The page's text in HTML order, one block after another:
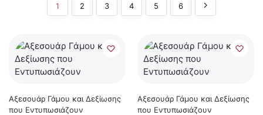
1 2 3 4 5 6
Αξεσουάρ Γάμου και Δεξίωσης
που Εντυπωσιάζουν
Αξεσουάρ Γάμου και Δεξίωσης
που Εντυπωσιάζουν